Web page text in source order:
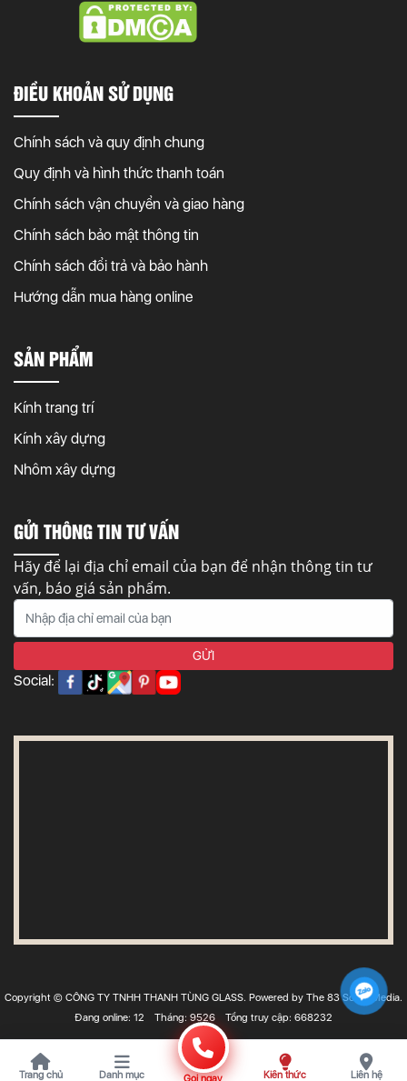
ĐIỀU KHOẢN SỬ DỤNG
Chính sách và quy định chung
Quy định và hình thức thanh toán
Chính sách vận chuyển và giao hàng
Chính sách bảo mật thông tin
Chính sách đổi trả và bảo hành
Hướng dẫn mua hàng online
SẢN PHẨM
Kính trang trí
Kính xây dựng
Nhôm xây dựng
GỬI THÔNG TIN TƯ VẤN
Hãy để lại địa chỉ email của bạn để nhận thông tin tư
vấn, báo giá sản phẩm.
Social:
Copyright © CÔNG TY TNHH THANH TÙNG GLASS. Powered by The 83 Social Media.
Đang online: 12
Tháng: 9526 Tổng truy cập: 668232
Trang chủ Danh mục Kiến thức Liên hệ